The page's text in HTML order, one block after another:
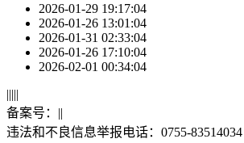
2026-01-29 19:17:04
2026-01-26 13:01:04
2026-01-31 02:33:04
2026-01-26 17:10:04
2026-02-01 00:34:04
|||||
备案号： ||
违法和不良信息举报电话：0755-83514034